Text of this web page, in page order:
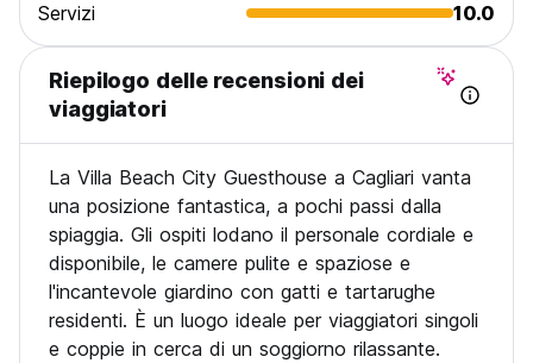
Servizi
10.0
Riepilogo delle recensioni dei
viaggiatori
La Villa Beach City Guesthouse a Cagliari vanta
una posizione fantastica, a pochi passi dalla
spiaggia. Gli ospiti lodano il personale cordiale e
disponibile, le camere pulite e spaziose e
l'incantevole giardino con gatti e tartarughe
residenti. È un luogo ideale per viaggiatori singoli
e coppie in cerca di un soggiorno rilassante.